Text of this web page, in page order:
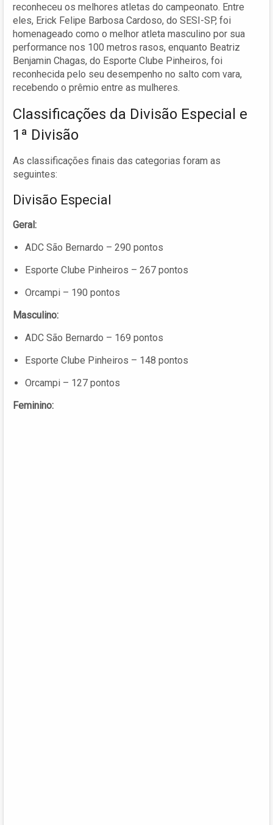
reconheceu os melhores atletas do campeonato. Entre
eles, Erick Felipe Barbosa Cardoso, do SESI-SP, foi
homenageado como o melhor atleta masculino por sua
performance nos 100 metros rasos, enquanto Beatriz
Benjamin Chagas, do Esporte Clube Pinheiros, foi
reconhecida pelo seu desempenho no salto com vara,
recebendo o prêmio entre as mulheres.
Classificações da Divisão Especial e
1ª Divisão
As classificações finais das categorias foram as
seguintes:
Divisão Especial
Geral:
ADC São Bernardo – 290 pontos
Esporte Clube Pinheiros – 267 pontos
Orcampi – 190 pontos
Masculino:
ADC São Bernardo – 169 pontos
Esporte Clube Pinheiros – 148 pontos
Orcampi – 127 pontos
Feminino: